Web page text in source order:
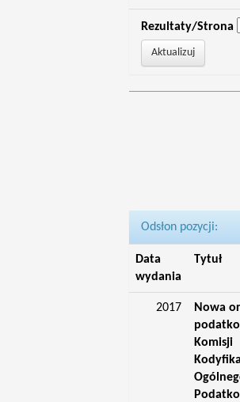
Rezultaty/Strona
Odsłon pozycji:
Data
wydania
Tytuł
2017
Nowa
Komisji